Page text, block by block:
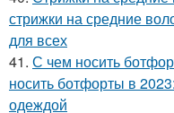
стрижки на средние
для всех
41. С чем носить
носить ботфорты в
одеждой